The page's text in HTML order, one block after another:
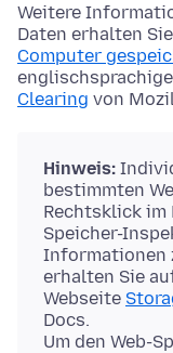
Weitere
Daten erhalten
Computer
Clearing von
Hinweis:
bestimmten
Rechtsklick im
Speicher-
Informationen
erhalten Sie
Webseite
Docs.
Um den Web-